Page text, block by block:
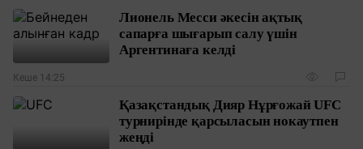
Лионель Месси әкесін ақтық
сапарға шығарып салу үшін
Аргентинаға келді
Кеше 14:25
Қазақстандық Дияр Нұрғожай UFC
турнирінде қарсыласын нокаутпен
жеңді